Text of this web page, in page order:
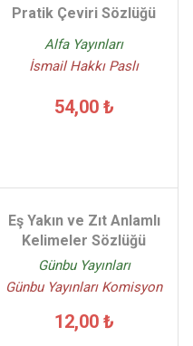
Pratik Çeviri Sözlüğü
Alfa Yayınları
İsmail Hakkı Paslı
54,00 ₺
Eş Yakın ve Zıt Anlamlı
Kelimeler Sözlüğü
Günbu Yayınları
Günbu Yayınları Komisyon
12,00 ₺